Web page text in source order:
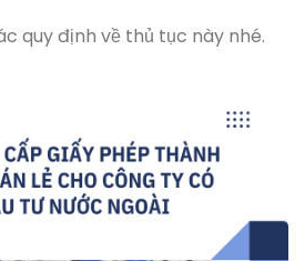
quy định về thủ tục này nhé.